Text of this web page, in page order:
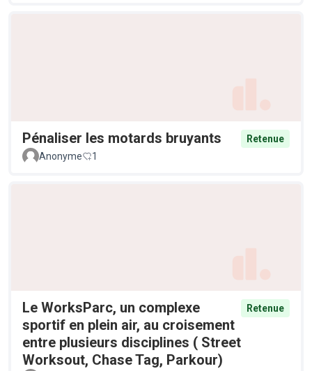
Pénaliser les motards bruyants
Retenue
Anonyme
1
Le WorksParc, un complexe
sportif en plein air, au croisement
entre plusieurs disciplines ( Street
Worksout, Chase Tag, Parkour)
Retenue